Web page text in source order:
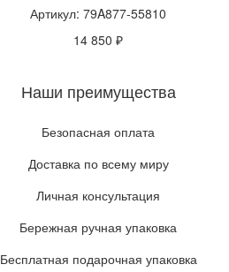
Артикул: 79A877-55810
14 850 ₽
Наши преимущества
Безопасная оплата
Доставка по всему миру
Личная консультация
Бережная ручная упаковка
Бесплатная подарочная упаковка